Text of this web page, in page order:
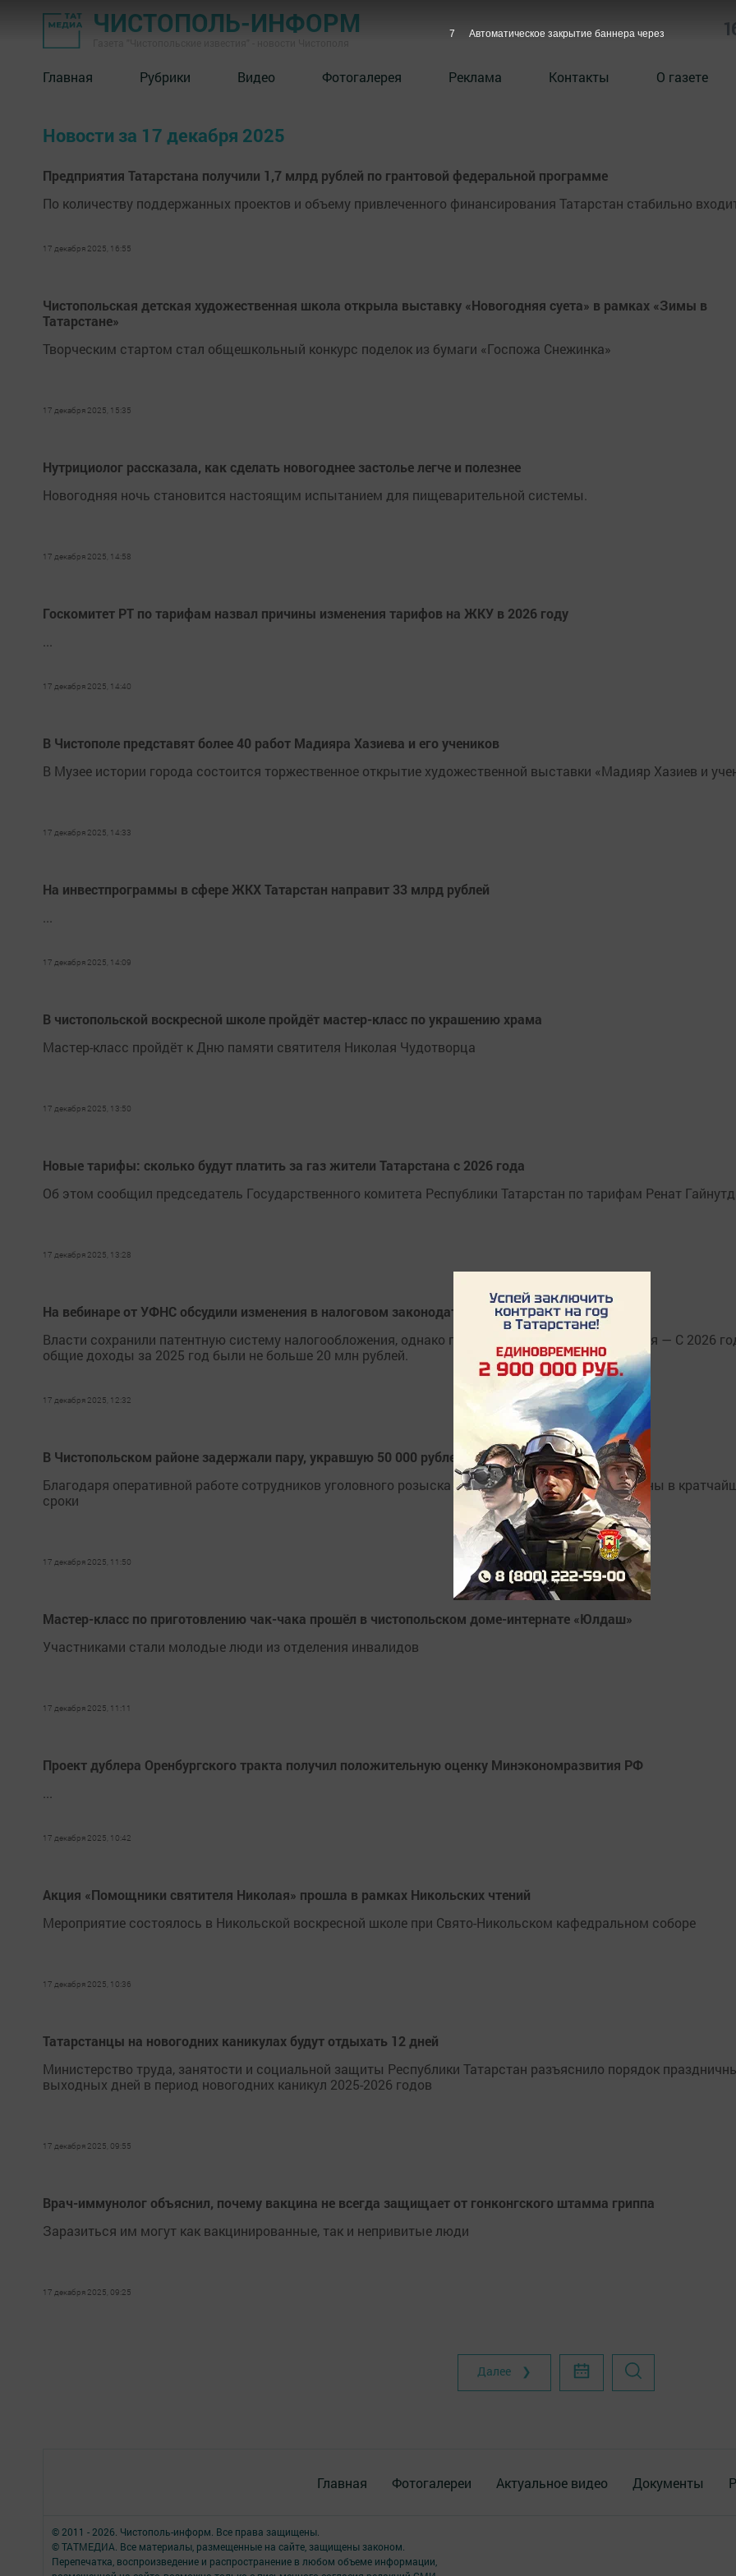
ЧИСТОПОЛЬ-ИНФОРМ
Главная Рубрики Видео Фотогалерея Реклама Контакты О газете
Новости за 17 декабря 2025
Предприятия Татарстана получили 1,7 млрд рублей по грантовой федеральной программе
По количеству поддержанных проектов и объему привлеченного финансирования Татарстан стабильно
17 декабря 2025, 16:55
Чистопольская детская художественная школа открыла выставку «Новогодняя суета» в рамках «Зимы в
Татарстане»
Творческим стартом стал общешкольный конкурс поделок из бумаги «Госпожа Снежинка»
17 декабря 2025, 15:35
Нутрициолог рассказала, как сделать новогоднее застолье легче и полезнее
Новогодняя ночь становится настоящим испытанием для пищеварительной системы.
17 декабря 2025, 14:58
Госкомитет РТ по тарифам назвал причины изменения тарифов на ЖКУ в 2026 году
17 декабря 2025, 14:40
В Чистополе представят более 40 работ Мадияра Хазиева и его учеников
В Музее истории города состоится торжественное открытие художественной выставки «Мадияр Хазиев и
17 декабря 2025, 14:33
На инвестпрограммы в сфере ЖКХ Татарстан направит 33 млрд рублей
17 декабря 2025, 14:09
В чистопольской воскресной школе пройдёт мастер-класс по украшению храма
Мастер-класс пройдёт к Дню памяти святителя Николая Чудотворца
17 декабря 2025, 13:50
Новые тарифы: сколько будут платить за газ жители Татарстана с 2026 года
Об этом сообщил председатель Государственного комитета Республики Татарстан по тарифам Ренат
17 декабря 2025, 13:28
На вебинаре от УФНС обсудили изменения в налоговом законодательстве для бизнеса
Власти сохранили патентную систему налогообложения, однако поменяли условия ее применения — С 2026
общие доходы за 2025 год были не больше 20 млн рублей.
17 декабря 2025, 12:32
В Чистопольском районе задержали пару, укравшую 50 000 рублей у мужчины
Благодаря оперативной работе сотрудников уголовного розыска подозреваемые были задержаны в
сроки
17 декабря 2025, 11:50
Мастер-класс по приготовлению чак-чака прошёл в чистопольском доме-интернате «Юлдаш»
Участниками стали молодые люди из отделения инвалидов
17 декабря 2025, 11:11
Проект дублера Оренбургского тракта получил положительную оценку Минэкономразвития РФ
17 декабря 2025, 10:42
Акция «Помощники святителя Николая» прошла в рамках Никольских чтений
Мероприятие состоялось в Никольской воскресной школе при Свято-Никольском кафедральном соборе
17 декабря 2025, 10:36
Татарстанцы на новогодних каникулах будут отдыхать 12 дней
Министерство труда, занятости и социальной защиты Республики Татарстан разъяснило порядок
выходных дней в период новогодних каникул 2025-2026 годов
17 декабря 2025, 09:55
Врач-иммунолог объяснил, почему вакцина не всегда защищает от гонконгского штамма гриппа
Заразиться им могут как вакцинированные, так и непривитые люди
17 декабря 2025, 09:25
Далее ❯
Главная Фотогалереи Актуальное видео Документы
© 2011 - 2026. Чистополь-информ. Все права защищены.
© ТАТМЕДИА. Все материалы, размещенные на сайте, защищены законом.
Перепечатка, воспроизведение и распространение в любом объеме информации,
6 Автоматическое закрытие баннера через